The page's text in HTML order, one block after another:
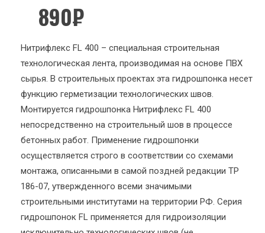
890₽
Нитрифлекс FL 400 – специальная строительная
технологическая лента, производимая на основе ПВХ
сырья. В строительных проектах эта гидрошпонка несет
функцию герметизации технологических швов.
Монтируется гидрошпонка Нитрифлекс FL 400
непосредственно на строительный шов в процессе
бетонных работ. Применение гидрошпонки
осуществляется строго в соответствии со схемами
монтажа, описанными в самой поздней редакции ТР
186-07, утвержденного всеми значимыми
строительными институтами на территории РФ. Серия
гидрошпонок FL применяется для гидроизоляции